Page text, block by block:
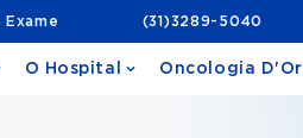
Exame (31)3289-5040
O Hospital Oncologia D'Or